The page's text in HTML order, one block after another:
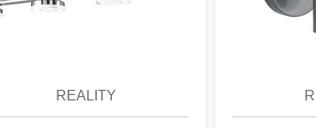
n'est pas
mais brille aussi par
REALITY